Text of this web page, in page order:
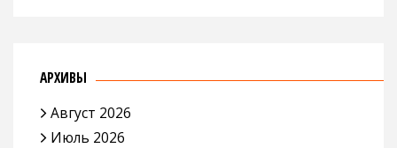
АРХИВЫ
Август 2026
Июль 2026